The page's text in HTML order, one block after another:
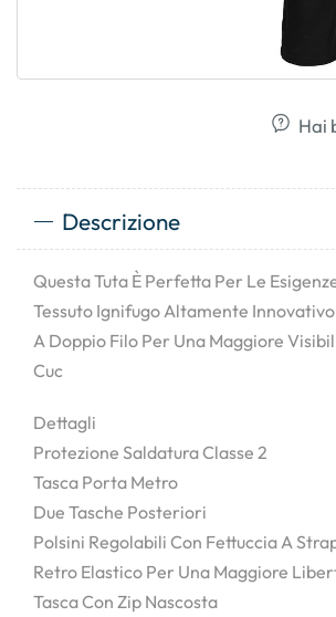
Hai
Descrizione
Questa Tuta È Perfetta Per Le
Tessuto Ignifugo Altamente
A Doppio Filo Per Una Maggiore
Cuc
Dettagli
Protezione Saldatura Classe 2
Tasca Porta Metro
Due Tasche Posteriori
Polsini Regolabili Con Fettuccia A
Retro Elastico Per Una Maggiore
Tasca Con Zip Nascosta